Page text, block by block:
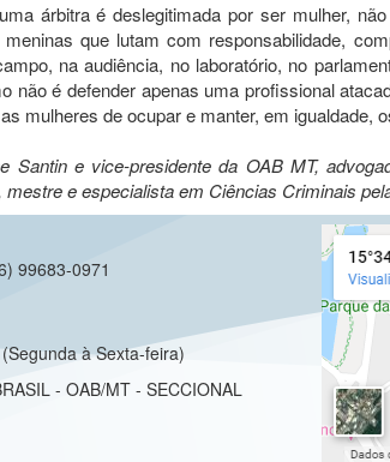
árbitra é deslegitimada por ser mulher,
que lutam com responsabilidade,
na audiência, no laboratório, no
não é defender apenas uma profissional
mulheres de ocupar e manter, em igualdade,
Santin e vice-presidente da OAB MT,
mestre e especialista em Ciências Criminais
99683-0971
à Sexta-feira)
- OAB/MT - SECCIONAL